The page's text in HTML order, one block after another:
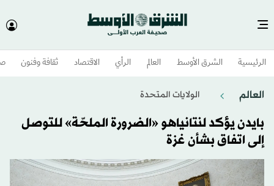
الرئيسية الشرق الأوسط​ العالم الرأي الاقتصاد ثقافة وفنون
العالم الولايات المتحدة​
بايدن يؤكد لنتانياهو «الضرورة الملحّة» للتوصل
إلى اتفاق بشأن غزة